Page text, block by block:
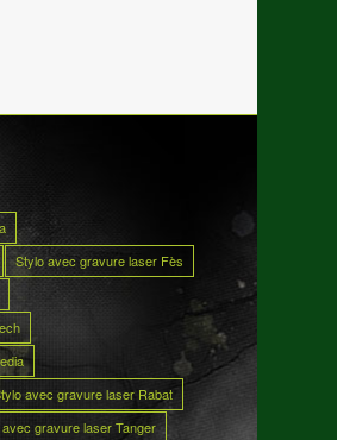
Stylo avec gravure laser Fès
avec gravure laser Rabat
gravure laser Tanger